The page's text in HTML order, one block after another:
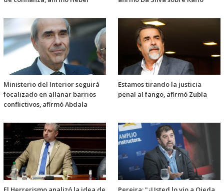
Ministerio del Interior seguirá
focalizado en allanar barrios
conflictivos, afirmó Abdala
Estamos tirando la justicia
penal al fango, afirmó Zubía